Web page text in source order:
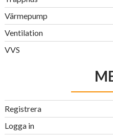
Värmepump
Ventilation
VVS
Registrera
Logga in